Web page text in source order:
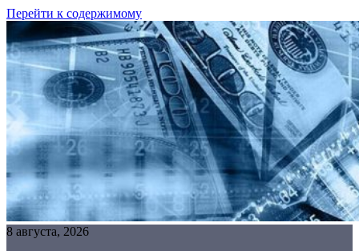
Перейти к содержимому
8 августа, 2026